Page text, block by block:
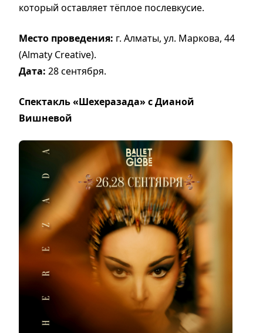
который оставляет тёплое послевкусие.
Место проведения: г. Алматы, ул. Маркова, 44
(Almaty Creative).
Дата: 28 сентября.
Спектакль «Шехеразада» с Дианой
Вишневой